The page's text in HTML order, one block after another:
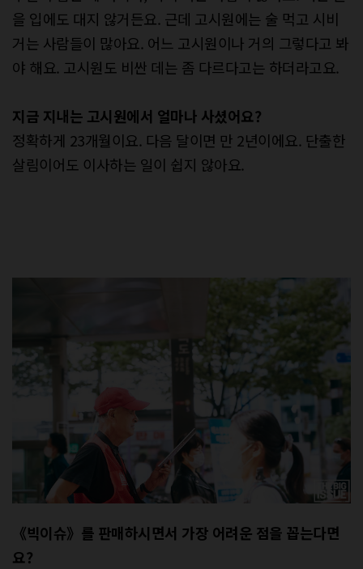
을 입에도 대지 않거든요. 근데 고시원에는 술 먹고 시비
거는 사람들이 많아요. 어느 고시원이나 거의 그렇다고 봐
야 해요. 고시원도 비싼 데는 좀 다르다고는 하더라고요.
지금 지내는 고시원에서 얼마나 사셨어요?
정확하게 23개월이요. 다음 달이면 만 2년이에요. 단출한
살림이어도 이사하는 일이 쉽지 않아요.
《빅이슈》를 판매하시면서 가장 어려운 점을 꼽는다면
요?